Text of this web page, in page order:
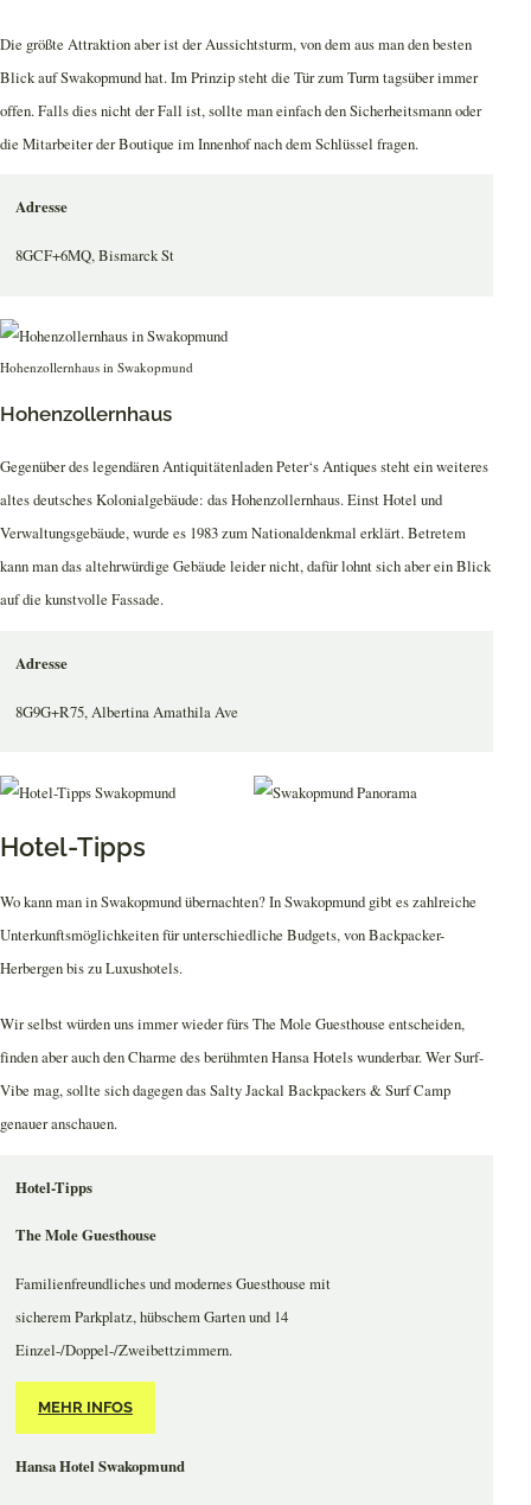
Die größte Attraktion aber ist der Aussichtsturm, von dem aus man den besten
Blick auf Swakopmund hat. Im Prinzip steht die Tür zum Turm tagsüber immer
offen. Falls dies nicht der Fall ist, sollte man einfach den Sicherheitsmann oder
die Mitarbeiter der Boutique im Innenhof nach dem Schlüssel fragen.
Adresse
8GCF+6MQ, Bismarck St
Hohenzollernhaus in Swakopmund
Hohenzollernhaus
Gegenüber des legendären Antiquitätenladen Peter‘s Antiques steht ein weiteres
altes deutsches Kolonialgebäude: das Hohenzollernhaus. Einst Hotel und
Verwaltungsgebäude, wurde es 1983 zum Nationaldenkmal erklärt. Betretem
kann man das altehrwürdige Gebäude leider nicht, dafür lohnt sich aber ein Blick
auf die kunstvolle Fassade.
Adresse
8G9G+R75, Albertina Amathila Ave
Hotel-Tipps
Wo kann man in Swakopmund übernachten? In Swakopmund gibt es zahlreiche
Unterkunftsmöglichkeiten für unterschiedliche Budgets, von Backpacker-
Herbergen bis zu Luxushotels.
Wir selbst würden uns immer wieder fürs The Mole Guesthouse entscheiden,
finden aber auch den Charme des berühmten Hansa Hotels wunderbar. Wer Surf-
Vibe mag, sollte sich dagegen das Salty Jackal Backpackers & Surf Camp
genauer anschauen.
Hotel-Tipps
The Mole Guesthouse
Familienfreundliches und modernes Guesthouse mit
sicherem Parkplatz, hübschem Garten und 14
Einzel-/Doppel-/Zweibettzimmern.
MEHR INFOS
Hansa Hotel Swakopmund